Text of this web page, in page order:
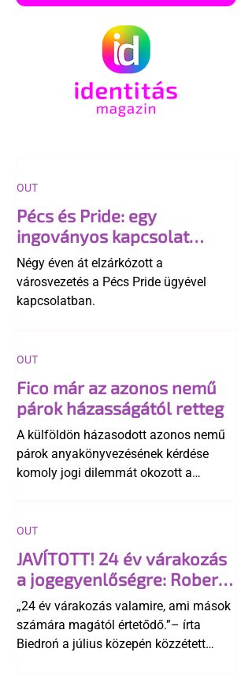
Pécs és Pride: egy
ingoványos kapcsolat
története
Négy éven át elzárkózott a
városvezetés a Pécs Pride ügyével
kapcsolatban.
OUT
Fico már az azonos nemű
párok házasságától retteg
A külföldön házasodott azonos nemű
párok anyakönyvezésének kérdése
komoly jogi dilemmát okozott a
egyértelműen tiltja a házasságuk
elismerését. Közben az ellenzéken belül
is vita robbant ki arról, hogy vissza
kellene-e vonni a kormány konzervatív
alkotmánymódosítását
OUT
JAVÍTOTT! 24 év várakozás
a jogegyenlőségre: Robert
Biedroń megindító üzenete
a lengyel bejegyzett
élettársi kapcsolatokért
„24 év várakozás valamire, ami mások
számára magától értetődő.”– írta
Biedroń a július közepén közzétett
OUT